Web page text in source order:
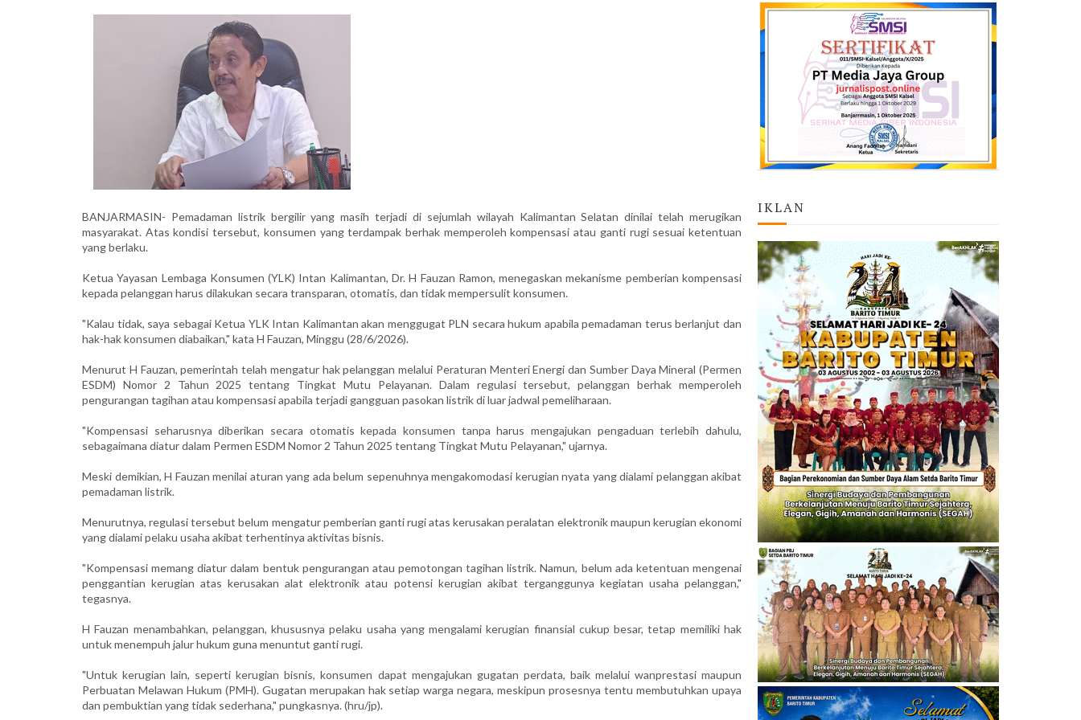
BANJARMASIN- Pemadaman listrik bergilir yang masih terjadi di sejumlah wilayah Kalimantan Selatan dinilai telah merugikan
masyarakat. Atas kondisi tersebut, konsumen yang terdampak berhak memperoleh kompensasi atau ganti rugi sesuai ketentuan
yang berlaku.
Ketua Yayasan Lembaga Konsumen (YLK) Intan Kalimantan, Dr. H Fauzan Ramon, menegaskan mekanisme pemberian kompensasi
kepada pelanggan harus dilakukan secara transparan, otomatis, dan tidak mempersulit konsumen.
"Kalau tidak, saya sebagai Ketua YLK Intan Kalimantan akan menggugat PLN secara hukum apabila pemadaman terus berlanjut dan
hak-hak konsumen diabaikan," kata H Fauzan, Minggu (28/6/2026).
Menurut H Fauzan, pemerintah telah mengatur hak pelanggan melalui Peraturan Menteri Energi dan Sumber Daya Mineral (Permen
ESDM) Nomor 2 Tahun 2025 tentang Tingkat Mutu Pelayanan. Dalam regulasi tersebut, pelanggan berhak memperoleh
pengurangan tagihan atau kompensasi apabila terjadi gangguan pasokan listrik di luar jadwal pemeliharaan.
"Kompensasi seharusnya diberikan secara otomatis kepada konsumen tanpa harus mengajukan pengaduan terlebih dahulu,
sebagaimana diatur dalam Permen ESDM Nomor 2 Tahun 2025 tentang Tingkat Mutu Pelayanan," ujarnya.
Meski demikian, H Fauzan menilai aturan yang ada belum sepenuhnya mengakomodasi kerugian nyata yang dialami pelanggan akibat
pemadaman listrik.
Menurutnya, regulasi tersebut belum mengatur pemberian ganti rugi atas kerusakan peralatan elektronik maupun kerugian ekonomi
yang dialami pelaku usaha akibat terhentinya aktivitas bisnis.
"Kompensasi memang diatur dalam bentuk pengurangan atau pemotongan tagihan listrik. Namun, belum ada ketentuan mengenai
penggantian kerugian atas kerusakan alat elektronik atau potensi kerugian akibat terganggunya kegiatan usaha pelanggan,"
tegasnya.
H Fauzan menambahkan, pelanggan, khususnya pelaku usaha yang mengalami kerugian finansial cukup besar, tetap memiliki hak
untuk menempuh jalur hukum guna menuntut ganti rugi.
"Untuk kerugian lain, seperti kerugian bisnis, konsumen dapat mengajukan gugatan perdata, baik melalui wanprestasi maupun
Perbuatan Melawan Hukum (PMH). Gugatan merupakan hak setiap warga negara, meskipun prosesnya tentu membutuhkan upaya
dan pembuktian yang tidak sederhana," pungkasnya. (hru/jp).
IKLAN